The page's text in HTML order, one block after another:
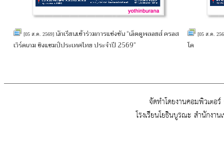
[05 ส.ค. 2569] นักเรียนเข้าร่วมการแข่งขัน “เอ็ดดูพลอยส์ ครอส
เวิร์ดเกม ชิงแชมป์ประเทศไทย ประจำปี 2569”
[05 ส.ค.
โด
จัดทำโดยงานคอมพิวเตอ
โรงเรียนโยธินบูรณะ สำนักงา